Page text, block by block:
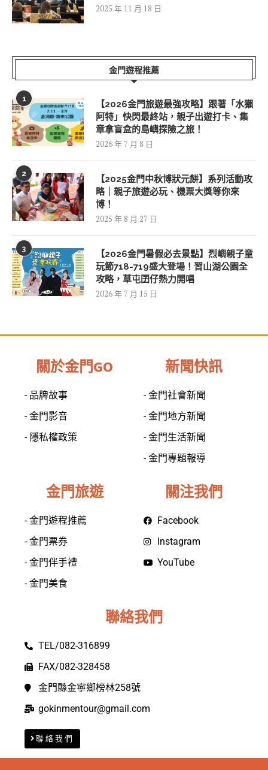
2025 年 11 月 18 日
金門遊程推薦
1
【2026金門旅遊最強攻略】跟著「水獺
阿特」快閃最終站，親子出遊打卡、集
章拿盲盒的島嶼探險之旅！
2026 年 7 月 8 日
2
【2025金門中秋博狀元餅】系列活動攻
略｜親子旅遊必玩、機票大獎等你來
博！
2025 年 8 月 27 日
3
【2026金門暑假必去景點】烈嶼親子童
玩節718-719盛大登場！習山湖公園全
攻略，草屯囝仔熱力開唱
2026 年 7 月 15 日
關於金門GO
- 品牌故事
- 金門影音
- 隱私權政策
新聞快訊
- 金門社會新聞
- 金門地方新聞
- 金門生活新聞
- 金門專題報導
金門旅遊
- 金門遊程推薦
- 金門票券
- 金門伴手禮
- 金門美食
關注我們
Facebook
Instagram
YouTube
聯絡我們
TEL/082-316899
FAX/082-328458
金門縣金寧鄉榜林258號
gokinmentour@gmail.com
聯絡我們